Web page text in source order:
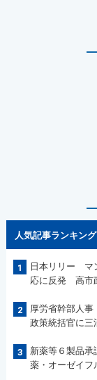
人気記事ランキング
1
日本リリー マ
応に反発 高市
2
厚労省幹部人
政策統括官に三
3
新薬等６製品
薬・オーゼイ